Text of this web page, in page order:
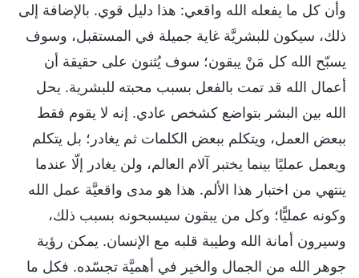
وأن كل ما يفعله الله واقعي: هذا دليل قوي. بالإضافة إلى
ذلك، سيكون للبشريَّة غاية جميلة في المستقبل، وسوف
يسبّح الله كل مَنْ يبقون؛ سوف يُثنون على حقيقة أن
أعمال الله قد تمت بالفعل بسبب محبته للبشرية. يحل
الله بين البشر بتواضع كشخص عادي. إنه لا يقوم فقط
ببعض العمل، ويتكلم ببعض الكلمات ثم يغادر؛ بل يتكلم
ويعمل عمليًا بينما يختبر آلام العالم، ولن يغادر إلّا عندما
ينتهي من اختبار هذا الألم. هذا هو مدى واقعيَّة عمل الله
وكونه عمليًّا؛ وكل من يبقون سيسبحونه بسبب ذلك،
وسيرون أمانة الله وطيبة قلبه مع الإنسان. يمكن رؤية
جوهر الله من الجمال والخير في أهميَّة تجسّده. فكل ما